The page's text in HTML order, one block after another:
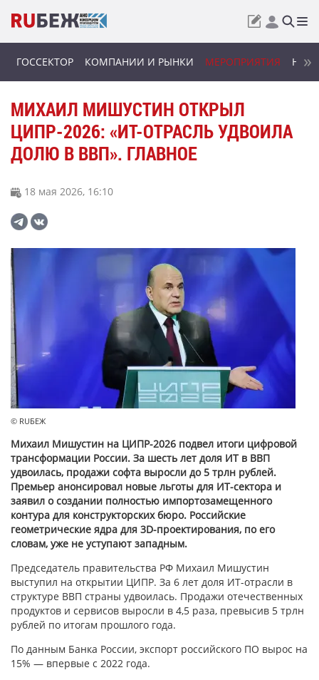
ГОССЕКТОР КОМПАНИИ И РЫНКИ МЕРОПРИЯТИЯ
МИХАИЛ МИШУСТИН ОТКРЫЛ
ЦИПР-2026: «ИТ-ОТРАСЛЬ УДВОИЛА
ДОЛЮ В ВВП». ГЛАВНОЕ
18 мая 2026, 16:10
© RUБЕЖ
Михаил Мишустин на ЦИПР-2026 подвел итоги цифровой
трансформации России. За шесть лет доля ИТ в ВВП
удвоилась, продажи софта выросли до 5 трлн рублей.
Премьер анонсировал новые льготы для ИТ-сектора и
заявил о создании полностью импортозамещенного
контура для конструкторских бюро. Российские
геометрические ядра для 3D-проектирования, по его
словам, уже не уступают западным.
Председатель правительства РФ Михаил Мишустин
выступил на открытии ЦИПР. За 6 лет доля ИТ-отрасли в
структуре ВВП страны удвоилась. Продажи отечественных
продуктов и сервисов выросли в 4,5 раза, превысив 5 трлн
рублей по итогам прошлого года.
По данным Банка России, экспорт российского ПО вырос на
15% — впервые с 2022 года.